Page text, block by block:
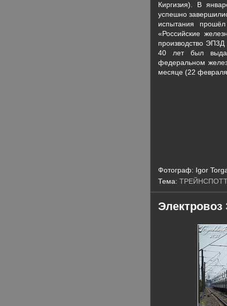
Киргизия). В
успешно
испытания
«Российские
производство
40 лет был
федеральном
месяце (22
Фотограф: Igor
Тема: